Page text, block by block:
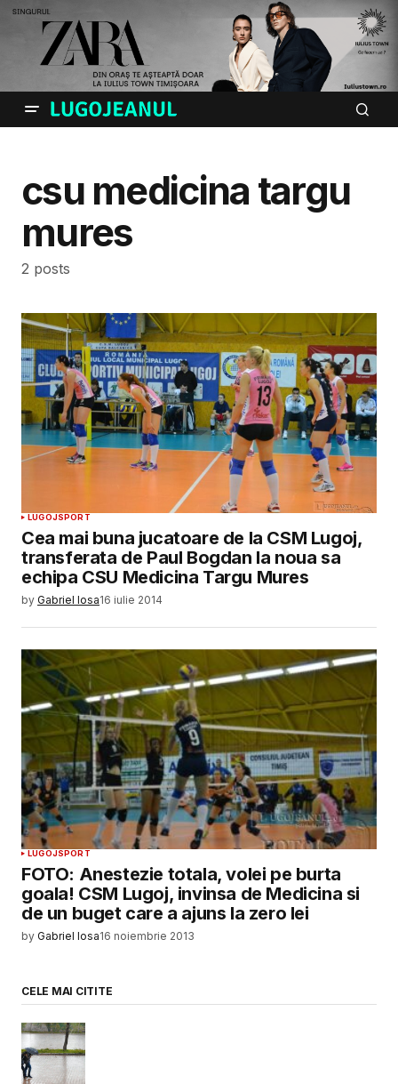
csu medicina targu
mures
2 posts
LUGOJSPORT
Cea mai buna jucatoare de la CSM Lugoj,
transferata de Paul Bogdan la noua sa
echipa CSU Medicina Targu Mures
by Gabriel Iosa16 iulie 2014
LUGOJSPORT
FOTO: Anestezie totala, volei pe burta
goala! CSM Lugoj, invinsa de Medicina si
de un buget care a ajuns la zero lei
by Gabriel Iosa16 noiembrie 2013
CELE MAI CITITE